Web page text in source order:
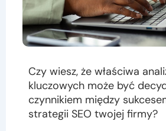
Czy wiesz, że właściwa
kluczowych może być
czynnikiem między
strategii SEO twojej firmy?